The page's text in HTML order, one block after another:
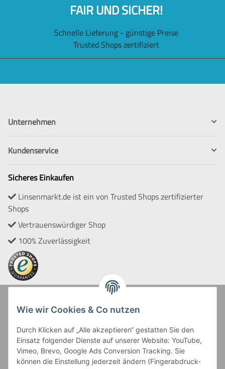
FAIR UND SICHER!
Schnelle Lieferung - günstige Preise
Trusted Shops zertifiziert
Unternehmen
Kundenservice
Sicheres Einkaufen
Linsenmarkt.de ist ein von Trusted Shops zertifizierter
Shops
Vertrauenswürdiger Shop
100% Zuverlässigkeit
Zahlung und Versand
Wie wir Cookies & Co nutzen
Durch Klicken auf „Alle akzeptieren“ gestatten Sie den
Einsatz folgender Dienste auf unserer Website: YouTube,
Vimeo, Brevo, Google Ads Conversion Tracking. Sie
können die Einstellung jederzeit ändern (Fingerabdruck-